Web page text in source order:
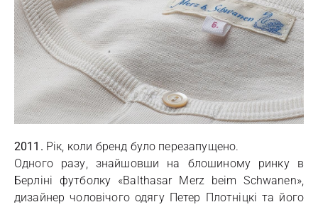
2011. Рік, коли бренд було перезапущено.
Одного разу, знайшовши на блошиному ринку в
Берліні футболку «Balthasar Merz beim Schwanen»,
дизайнер чоловічого одягу Петер Плотніцкі та його